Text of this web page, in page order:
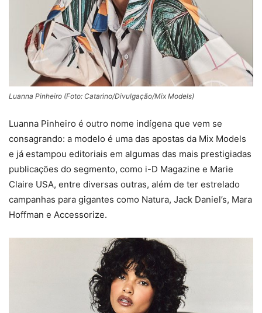
Luanna Pinheiro (Foto: Catarino/Divulgação/Mix Models)
Luanna Pinheiro é outro nome indígena que vem se
consagrando: a modelo é uma das apostas da Mix Models
e já estampou editoriais em algumas das mais prestigiadas
publicações do segmento, como i-D Magazine e Marie
Claire USA, entre diversas outras, além de ter estrelado
campanhas para gigantes como Natura, Jack Daniel’s, Mara
Hoffman e Accessorize.